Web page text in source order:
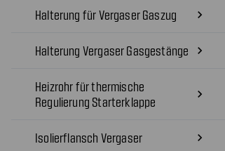
Halterung für Vergaser Gaszug navigate_next
Halterung Vergaser Gasgestänge navigate_next
Heizrohr für thermische
Regulierung Starterklappe
navigate_next
Isolierflansch Vergaser navigate_next